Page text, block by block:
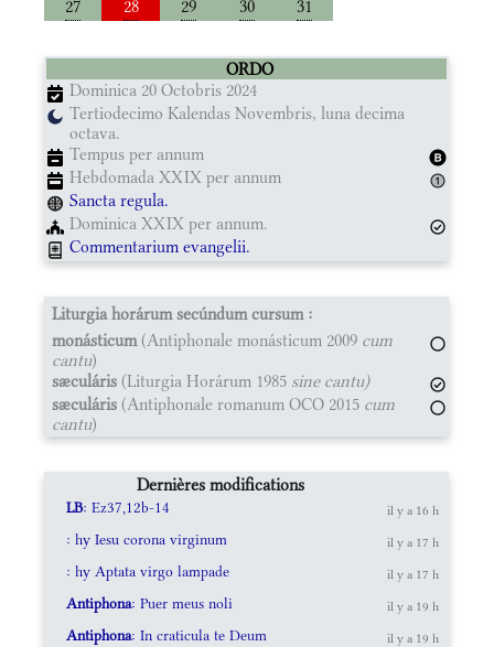
27 28 29 30 31
ORDO
Dominica 20 Octobris 2024
Tertiodecimo Kalendas Novembris, luna decima
octava.
Tempus per annum
Hebdomada XXIX per annum
Sancta regula.
Dominica XXIX per annum.
Commentarium evangelii.
Liturgia horárum secúndum cursum :
monásticum(Antiphonale monásticum 2009 cum
cantu)
sæculáris (Liturgia Horárum 1985 sine cantu)
sæculáris (Antiphonale romanum OCO 2015 cum
cantu)
Dernières modifications
LB: Ez37,12b-14 il y a 16 h
: hy Iesu corona virginum il y a 17 h
: hy Aptata virgo lampade il y a 17 h
Antiphona: Puer meus noli il y a 19 h
Antiphona: In craticula te Deum il y a 19 h